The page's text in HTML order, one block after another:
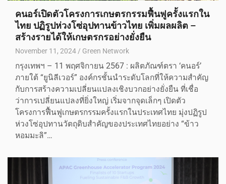
คนอร์เปิดตัวโครงการเกษตรกรรมฟื้นฟูครั้งแรกใน
ไทย ปฏิรูปห่วงโซ่อุปทานข้าวไทย เพิ่มผลผลิต –
สร้างรายได้ให้เกษตรกรอย่างยั่งยืน
November 11, 2024 Green Network
กรุงเทพฯ – 11 พฤศจิกายน 2567 : ผลิตภัณฑ์ตรา ‘คนอร์’
ภายใต้ “ยูนิลีเวอร์” องค์กรชั้นนำระดับโลกที่ให้ความสำคัญ
กับการสร้างความเปลี่ยนแปลงเชิงบวกอย่างยั่งยืน ที่เชื่อ
ว่าการเปลี่ยนแปลงที่ยิ่งใหญ่ เริ่มจากจุดเล็กๆ เปิดตัว
โครงการฟื้นฟูเกษตรกรรมครั้งแรกในประเทศไทย มุ่งปฏิรูป
ห่วงโซ่อุปทานวัตถุดิบสำคัญของประเทศไทยอย่าง “ข้าว
หอมมะลิ”…